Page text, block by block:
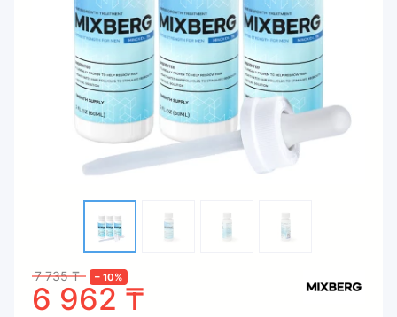
7 735₸ – 10%
6 962 ₸